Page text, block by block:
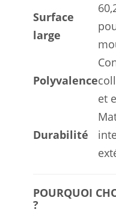
Surface
large
Polyvalence
et
Durabilité
POURQUOI
?